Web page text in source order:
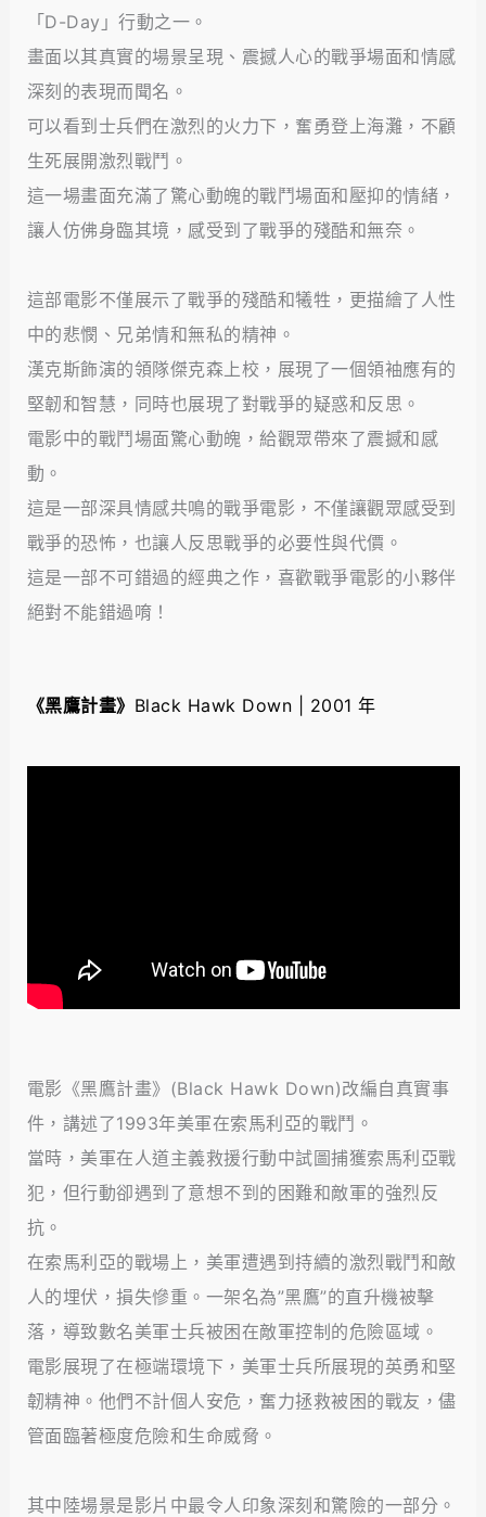
「D-Day」行動之一。
畫面以其真實的場景呈現、震撼人心的戰爭場面和情感
深刻的表現而聞名。
可以看到士兵們在激烈的火力下，奮勇登上海灘，不顧
生死展開激烈戰鬥。
這一場畫面充滿了驚心動魄的戰鬥場面和壓抑的情緒，
讓人仿佛身臨其境，感受到了戰爭的殘酷和無奈。
這部電影不僅展示了戰爭的殘酷和犧牲，更描繪了人性
中的悲憫、兄弟情和無私的精神。
漢克斯飾演的領隊傑克森上校，展現了一個領袖應有的
堅韌和智慧，同時也展現了對戰爭的疑惑和反思。
電影中的戰鬥場面驚心動魄，給觀眾帶來了震撼和感
動。
這是一部深具情感共鳴的戰爭電影，不僅讓觀眾感受到
戰爭的恐怖，也讓人反思戰爭的必要性與代價。
這是一部不可錯過的經典之作，喜歡戰爭電影的小夥伴
絕對不能錯過唷！
《黑鷹計畫》 Black Hawk Down | 2001 年
電影《黑鷹計畫》(Black Hawk Down)改編自真實事
件，講述了1993年美軍在索馬利亞的戰鬥。
當時，美軍在人道主義救援行動中試圖捕獲索馬利亞戰
犯，但行動卻遇到了意想不到的困難和敵軍的強烈反
抗。
在索馬利亞的戰場上，美軍遭遇到持續的激烈戰鬥和敵
人的埋伏，損失慘重。一架名為”黑鷹”的直升機被擊
落，導致數名美軍士兵被困在敵軍控制的危險區域。
電影展現了在極端環境下，美軍士兵所展現的英勇和堅
韌精神。他們不計個人安危，奮力拯救被困的戰友，儘
管面臨著極度危險和生命威脅。
其中陸場景是影片中最令人印象深刻和驚險的一部分。